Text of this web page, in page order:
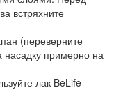
встряхните
(переверните
насадку примерно на
лак BeLife